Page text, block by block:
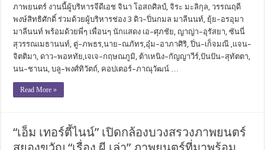
ภาพยนตร์ งานนี้ผู้บริหารจีดีเอช จินา โอสถศิลป์, จิระ มะลิกุล, วรรณฤดี
พงษ์สิทธิศักดิ์ ร่วมด้วยผู้บริหารช่อง 3 ดิว–ปิ่นกมล มาลีนนท์, ยุ้ย–อรอุมา
มาลีนนท์ พร้อมด้วยพี่ๆ เพื่อนๆ นักแสดง เอ–ศุภชัย, ญาญ่า–อุรัสยา, ซันนี่
สุวรรณเมธานนท์, ตู่–ภพธร,นาย–ณภัทร,อุ๋ม–อาภาศิริ, ปิ่น–เก็จมณี ,แจน–
จิตติมา, ดาว–พอหทัย,เจเจ–กฤษณภูมิ, ต้าเหนิง–กัญญาวีร์,ปันปัน–สุทัตตา,
นน–ชานน, บลู–พงศ์ทิวัตถ์, คอปเตอร์–ภาณุวัฒน์ …
Read More »
“เอ็ม เทอร์ตี้ไนน์” เปิดกล้องบวงสรวงภาพยนตร์